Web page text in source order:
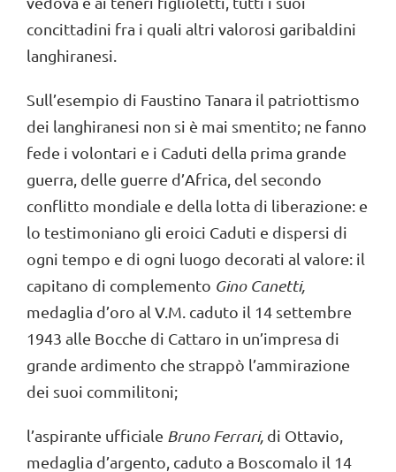
concittadini fra i quali altri valorosi garibaldini
langhiranesi.
Sull’esempio di Faustino Tanara il patriottismo
dei langhiranesi non si è mai smentito; ne fanno
fede i volontari e i Caduti della prima grande
guerra, delle guerre d’Africa, del secondo
conflitto mondiale e della lotta di liberazione: e
lo testimoniano gli eroici Caduti e dispersi di
ogni tempo e di ogni luogo decorati al valore: il
capitano di complemento Gino Canetti,
medaglia d’oro al V.M. caduto il 14 settembre
1943 alle Bocche di Cattaro in un’impresa di
grande ardimento che strappò l’ammirazione
dei suoi commilitoni;
l’aspirante ufficiale Bruno Ferrari, di Ottavio,
medaglia d’argento, caduto a Boscomalo il 14